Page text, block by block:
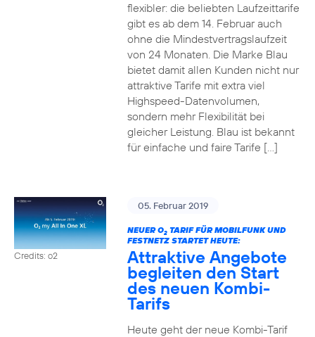
flexibler: die beliebten Laufzeittarife
gibt es ab dem 14. Februar auch
ohne die Mindestvertragslaufzeit
von 24 Monaten. Die Marke Blau
bietet damit allen Kunden nicht nur
attraktive Tarife mit extra viel
Highspeed-Datenvolumen,
sondern mehr Flexibilität bei
gleicher Leistung. Blau ist bekannt
für einfache und faire Tarife […]
Credits: o2
05. Februar 2019
NEUER O2TARIF FÜR MOBILFUNK UND
FESTNETZ STARTET HEUTE:
Attraktive Angebote
begleiten den Start
des neuen Kombi-
Tarifs
Heute geht der neue Kombi-Tarif